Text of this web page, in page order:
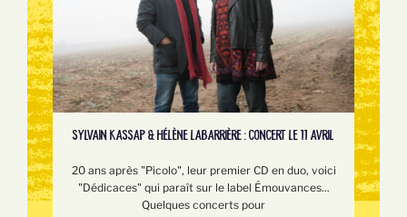
SYLVAIN KASSAP & HÉLÈNE LABARRIÈRE : CONCERT LE 11 AVRIL
20 ans après "Picolo", leur premier CD en duo, voici
"Dédicaces" qui paraît sur le label Émouvances...
Quelques concerts pour